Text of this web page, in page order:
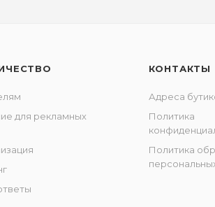
для рекламных
КОНТАКТЫ
Адреса
Политика
Политика